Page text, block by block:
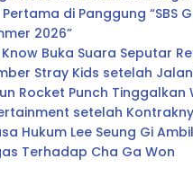
di Panggung “SBS
2026”
Know Buka Suara Seputar
Stray Kids setelah
Rocket Punch Tinggalkan
setelah
Hukum Lee Seung Gi
Terhadap Cha Ga Won